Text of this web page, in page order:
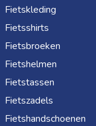
Fietskleding
Fietsshirts
Fietsbroeken
Fietshelmen
Fietstassen
Fietszadels
Fietshandschoenen